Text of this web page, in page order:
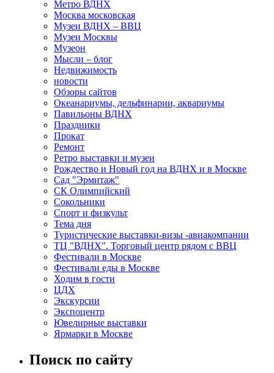
Метро ВДНХ
Москва московская
Музеи ВДНХ – ВВЦ
Музеи Москвы
Музеон
Мысли – блог
Недвижимость
новости
Обзоры сайтов
Океанариумы, дельфинарии, аквариумы
Павильоны ВДНХ
Праздники
Прокат
Ремонт
Ретро выставки и музеи
Рождество и Новый год на ВДНХ и в Москве
Сад "Эрмитаж"
СК Олимпийский
Сокольники
Спорт и физкульт
Тема дня
Туристические выставки-визы -авиакомпании
ТЦ "ВДНХ". Торговый центр рядом с ВВЦ
Фестивали в Москве
Фестивали еды в Москве
Ходим в гости
ЦДХ
Экскурсии
Экспоцентр
Ювелирные выставки
Ярмарки в Москве
Поиск по сайту